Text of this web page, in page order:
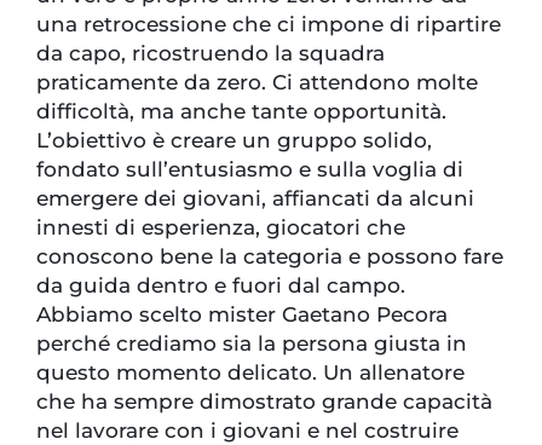
una retrocessione che ci impone di ripartire
da capo, ricostruendo la squadra
praticamente da zero. Ci attendono molte
difficoltà, ma anche tante opportunità.
L’obiettivo è creare un gruppo solido,
fondato sull’entusiasmo e sulla voglia di
emergere dei giovani, affiancati da alcuni
innesti di esperienza, giocatori che
conoscono bene la categoria e possono fare
da guida dentro e fuori dal campo.
Abbiamo scelto mister Gaetano Pecora
perché crediamo sia la persona giusta in
questo momento delicato. Un allenatore
che ha sempre dimostrato grande capacità
nel lavorare con i giovani e nel costruire